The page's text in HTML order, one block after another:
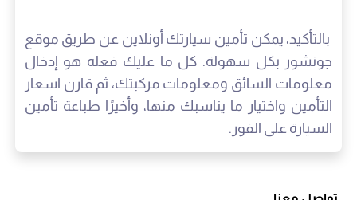
بالتأكيد، يمكن تأمين سيارتك أونلاين عن طريق موقع
جونشور بكل سهولة. كل ما عليك فعله هو إدخال
معلومات السائق ومعلومات مركبتك، ثم قارن اسعار
التأمين واختيار ما يناسبك منها، وأخيرًا طباعة تأمين
السيارة على الفور.